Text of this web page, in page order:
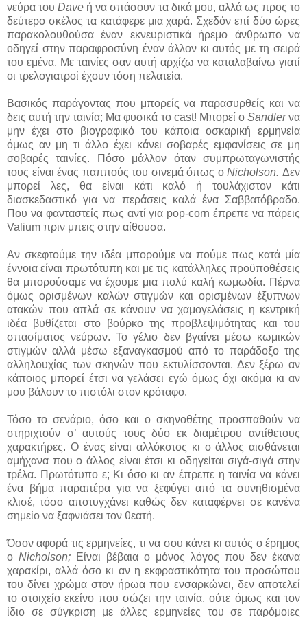
νεύρα τουDave ή να σπάσουν τα δικά μου, αλλά ως προς το
δεύτερο σκέλος τα κατάφερε μια χαρά. Σχεδόν επί δύο ώρες
παρακολουθούσα έναν εκνευριστικά ήρεμο άνθρωπο να
οδηγεί στην παραφροσύνη έναν άλλον κι αυτός με τη σειρά
του εμένα. Με ταινίες σαν αυτή αρχίζω να καταλαβαίνω γιατί
οι τρελογιατροί έχουν τόση πελατεία.
Βασικός παράγοντας που μπορείς να παρασυρθείς και να
δεις αυτή την ταινία; Μα φυσικά το cast! Μπορεί ο Sandlerνα
μην έχει στο βιογραφικό του κάποια οσκαρική ερμηνεία
όμως αν μη τι άλλο έχει κάνει σοβαρές εμφανίσεις σε μη
σοβαρές ταινίες. Πόσο μάλλον όταν συμπρωταγωνιστής
τους είναι ένας παππούς του σινεμά όπως οNicholson. Δεν
μπορεί λες, θα είναι κάτι καλό ή τουλάχιστον κάτι
διασκεδαστικό για να περάσεις καλά ένα Σαββατόβραδο.
Που να φανταστείς πως αντί για pop-corn έπρεπε να πάρεις
Valium πριν μπεις στην αίθουσα.
Αν σκεφτούμε την ιδέα μπορούμε να πούμε πως κατά μία
έννοια είναι πρωτότυπη και με τις κατάλληλες προϋποθέσεις
θα μπορούσαμε να έχουμε μια πολύ καλή κωμωδία. Πέρνα
όμως ορισμένων καλών στιγμών και ορισμένων έξυπνων
ατακών που απλά σε κάνουν να χαμογελάσεις η κεντρική
ιδέα βυθίζεται στο βούρκο της προβλεψιμότητας και του
σπασίματος νεύρων. Το γέλιο δεν βγαίνει μέσω κωμικών
στιγμών αλλά μέσω εξαναγκασμού από το παράδοξο της
αλληλουχίας των σκηνών που εκτυλίσσονται. Δεν ξέρω αν
κάποιος μπορεί έτσι να γελάσει εγώ όμως όχι ακόμα κι αν
μου βάλουν το πιστόλι στον κρόταφο.
Τόσο το σενάριο, όσο και ο σκηνοθέτης προσπαθούν να
στηριχτούν σ’ αυτούς τους δύο εκ διαμέτρου αντίθετους
χαρακτήρες. Ο ένας είναι αλλόκοτος κι ο άλλος αισθάνεται
αμήχανα που ο άλλος είναι έτσι κι οδηγείται σιγά-σιγά στην
τρέλα. Πρωτότυπο ε; Κι όσο κι αν έπρεπε η ταινία να κάνει
ένα βήμα παραπέρα για να ξεφύγει από τα συνηθισμένα
κλισέ, τόσο αποτυγχάνει καθώς δεν καταφέρνει σε κανένα
σημείο να ξαφνιάσει τον θεατή.
Όσον αφορά τις ερμηνείες, τι να σου κάνει κι αυτός ο έρημος
ο Nicholson; Είναι βέβαια ο μόνος λόγος που δεν έκανα
χαρακίρι, αλλά όσο κι αν η εκφραστικότητα του προσώπου
του δίνει χρώμα στον ήρωα που ενσαρκώνει, δεν αποτελεί
το στοιχείο εκείνο που σώζει την ταινία, ούτε όμως και τον
ίδιο σε σύγκριση με άλλες ερμηνείες του σε παρόμοιες